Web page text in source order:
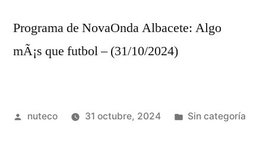
Programa de NovaOnda Albacete: Algo
mÃ¡s que futbol – (31/10/2024)
Publicada
nuteco 31 octubre, 2024
Publicada
Sin categoría